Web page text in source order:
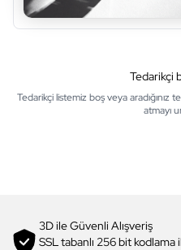
Tedarikçi
Tedarikçi listemiz boş veya aradığınız
atmayı
3D ile Güvenli Alışveriş
SSL tabanlı 256 bit kodlama